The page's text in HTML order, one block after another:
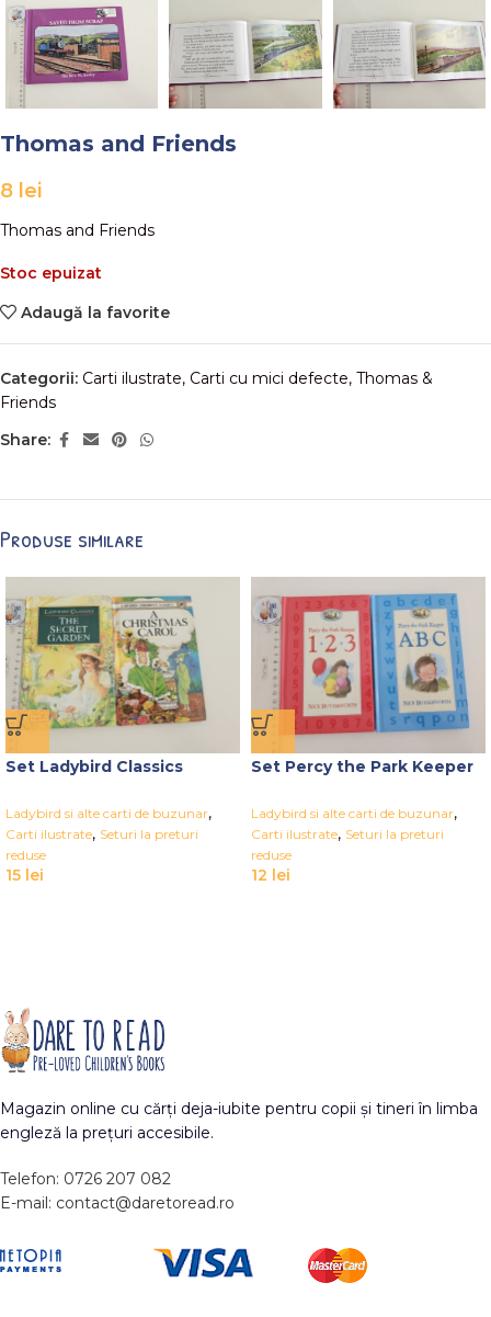
Thomas and Friends
8 lei
Thomas and Friends
Stoc epuizat
Adaugă la favorite
Categorii: Carti ilustrate, Carti cu mici defecte, Thomas &
Friends
Share:
Produse similare
Set Ladybird Classics
Ladybird si alte carti de buzunar,
Carti ilustrate, Seturi la preturi
reduse
15 lei
Set Percy the Park Keeper
Ladybird si alte carti de buzunar,
Carti ilustrate, Seturi la preturi
reduse
12 lei
Magazin online cu cărți deja-iubite pentru copii și tineri în limba
engleză la prețuri accesibile.
Telefon: 0726 207 082
E-mail: contact@daretoread.ro